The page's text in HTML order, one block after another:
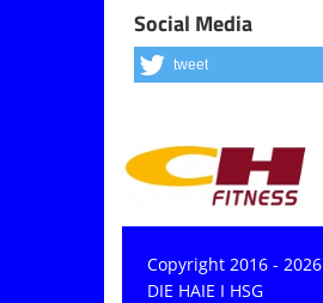
Social Media
tweet
Copyright 2016 - 2026
DIE HAIE I HSG